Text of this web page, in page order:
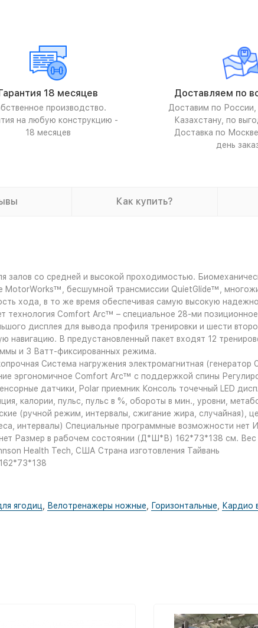
Гарантия 18 месяцев
производство.
на любую конструкцию -
18 месяцев
Доставляем по
Доставим по России,
Казахстану, по
Доставка по
день
Как купить?
залов со средней и высокой проходимостью.
MotorWorks™, бесшумной трансмиссии QuietGlide™,
хода, в то же время обеспечивая самую высокую
технология Comfort Arc™ – специальное 28-ми
дисплея для вывода профиля тренировки и шести
навигацию. В предустановленный пакет входят 12
и 3 Ватт-фиксированных режима.
Система нагружения электромагнитная
эргономичное Comfort Arc™ с поддержкой спины
датчики, Polar приемник Консоль точечный LED
калории, пульс, пульс в %, обороты в мин., уровни,
(ручной режим, интервалы, сжигание жира, случайная),
интервалы) Специальные программные возможности нет
Размер в рабочем состоянии (Д*Ш*В) 162*73*138 cм. Вес
Health Tech, США Страна изготовления Тайвань
ягодиц, Велотренажеры ножные, Горизонтальные, Кардио